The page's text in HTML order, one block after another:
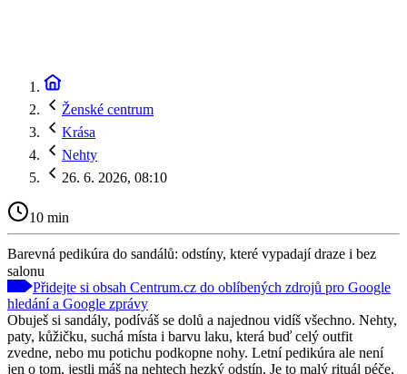
Ženské centrum
Krása
Nehty
26. 6. 2026, 08:10
10 min
Barevná pedikúra do sandálů: odstíny, které vypadají draze i bez
salonu
Přidejte si obsah Centrum.cz do oblíbených zdrojů pro Google
hledání a Google zprávy
Obuješ si sandály, podíváš se dolů a najednou vidíš všechno. Nehty,
paty, kůžičku, suchá místa i barvu laku, která buď celý outfit
zvedne, nebo mu potichu podkopne nohy. Letní pedikúra ale není
jen o tom, jestli máš na nehtech hezký odstín. Je to malý rituál péče,